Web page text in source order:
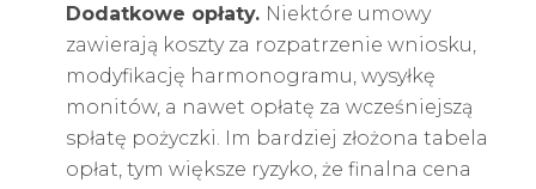
Dodatkowe opłaty. Niektóre umowy
zawierają koszty za rozpatrzenie wniosku,
modyfikację harmonogramu, wysyłkę
monitów, a nawet opłatę za wcześniejszą
spłatę pożyczki. Im bardziej złożona tabela
opłat, tym większe ryzyko, że finalna cena